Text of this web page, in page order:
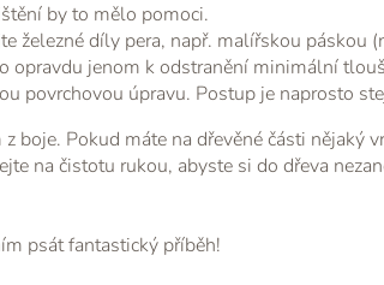
by to mělo pomoci.
železné díly pera, např. malířskou
opravdu jenom k odstranění minimální
povrchovou úpravu. Postup je naprosto
boje. Pokud máte na dřevěné části
na čistotu rukou, abyste si do dřeva
psát fantastický příběh!